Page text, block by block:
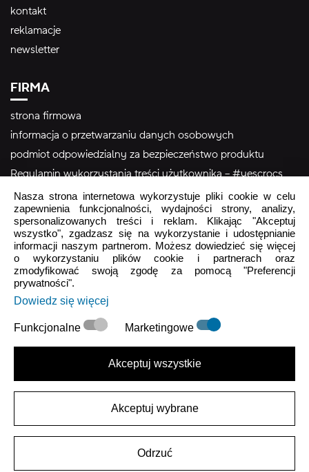
kontakt
reklamacje
newsletter
FIRMA
strona firmowa
informacja o przetwarzaniu danych osobowych
podmiot odpowiedzialny za bezpieczeństwo produktu
Regulamin wykorzystania treści użytkownika – #yescrocs
Obsługa Klienta
Pon - Pt9:00 - 16:00
Sob - NdzZamknięte
crocs.sklep@intersocks.pl
22 230 94 60
Wyślij
AkceptujePolityki Prywatności.
Nasza strona internetowa wykorzystuje pliki cookie w celu
zapewnienia funkcjonalności, wydajności strony, analizy,
spersonalizowanych treści i reklam. Klikając "Akceptuj
wszystko", zgadzasz się na wykorzystanie i udostępnianie
informacji naszym partnerom. Możesz dowiedzieć się więcej
o wykorzystaniu plików cookie i partnerach oraz
zmodyfikować swoją zgodę za pomocą "Preferencji
prywatności".
Dowiedz się więcej
Funkcjonalne Marketingowe
Akceptuj wszystkie
Akceptuj wybrane
Odrzuć